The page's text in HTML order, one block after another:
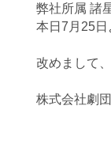
弊社所属 諸
本日7月25日
改めまして
株式会社劇